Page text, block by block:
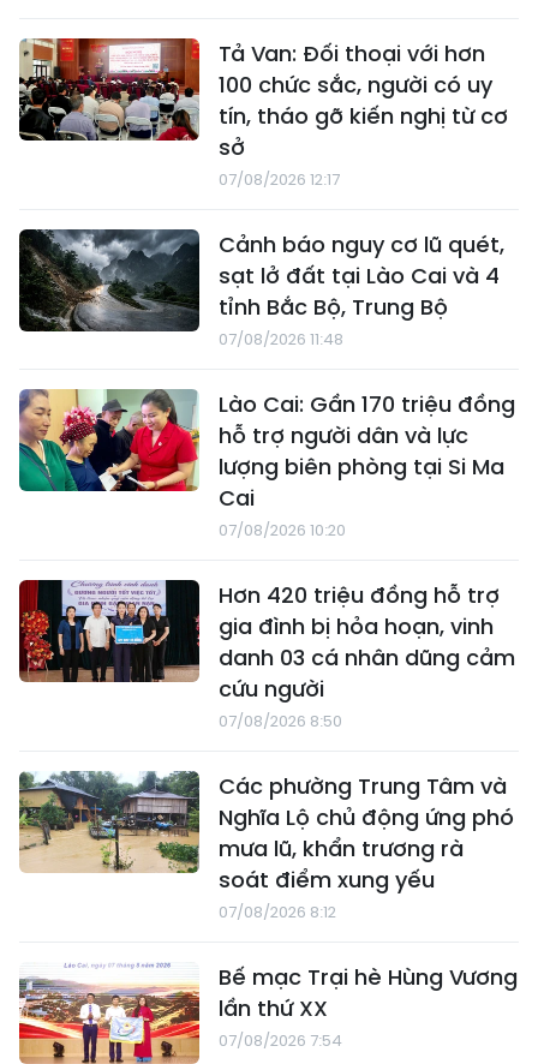
Tả Van: Đối thoại với hơn
100 chức sắc, người có uy
tín, tháo gỡ kiến nghị từ cơ
sở
07/08/2026 12:17
Cảnh báo nguy cơ lũ quét,
sạt lở đất tại Lào Cai và 4
tỉnh Bắc Bộ, Trung Bộ
07/08/2026 11:48
Lào Cai: Gần 170 triệu đồng
hỗ trợ người dân và lực
lượng biên phòng tại Si Ma
Cai
07/08/2026 10:20
Hơn 420 triệu đồng hỗ trợ
gia đình bị hỏa hoạn, vinh
danh 03 cá nhân dũng cảm
cứu người
07/08/2026 8:50
Các phường Trung Tâm và
Nghĩa Lộ chủ động ứng phó
mưa lũ, khẩn trương rà
soát điểm xung yếu
07/08/2026 8:12
Bế mạc Trại hè Hùng Vương
lần thứ XX
07/08/2026 7:54